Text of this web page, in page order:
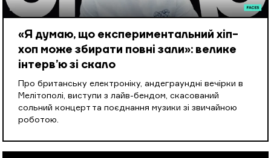
«Я думаю, що експериментальний хіп-
хоп може збирати повні зали»: велике
інтерв’ю зі скало
Про британську електроніку, андеграундні вечірки в
Мелітополі, виступи з лайв-бендом, скасований
сольний концерт та поєднання музики зі звичайною
роботою.